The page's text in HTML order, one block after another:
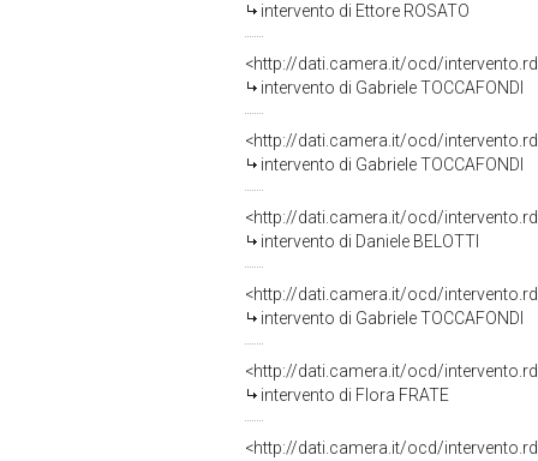
intervento di Ettore ROSATO
<http://dati.camera.it/ocd/
intervento di Gabriele TOCCAFONDI
<http://dati.camera.it/ocd/
intervento di Gabriele TOCCAFONDI
<http://dati.camera.it/ocd/
intervento di Daniele BELOTTI
<http://dati.camera.it/ocd/
intervento di Gabriele TOCCAFONDI
<http://dati.camera.it/ocd/
intervento di Flora FRATE
<http://dati.camera.it/ocd/